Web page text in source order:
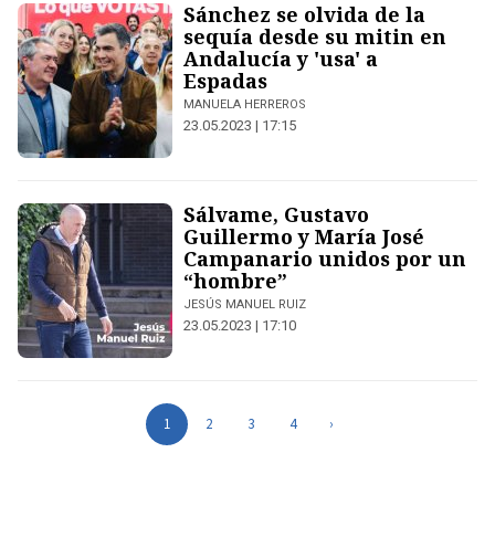
Sánchez se olvida de la
sequía desde su mitin en
Andalucía y 'usa' a
Espadas
MANUELA HERREROS
23.05.2023 | 17:15
Sálvame, Gustavo
Guillermo y María José
Campanario unidos por un
“hombre”
JESÚS MANUEL RUIZ
23.05.2023 | 17:10
1 2 3 4 ›